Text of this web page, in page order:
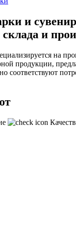
и
и
на
продукции,
соответствуют